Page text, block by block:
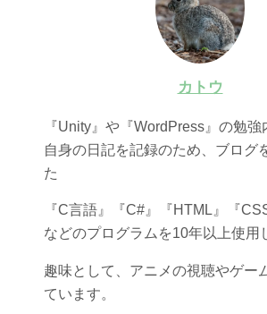
カトウ
『Unity』や『WordPress』の勉強
自身の日記を記録のため、ブログ
た
『C言語』『C#』『HTML』『
などのプログラムを10年以上使用
趣味として、アニメの視聴やゲー
ています。